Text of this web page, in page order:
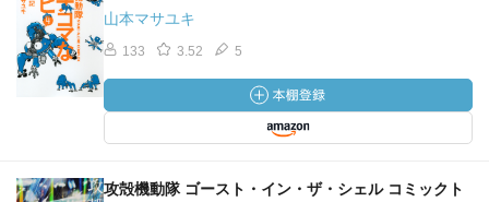
山本マサユキ
133 3.52 5
攻殻機動隊 ゴースト・イン・ザ・シェル コミックト